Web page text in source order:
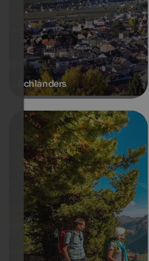
Schlanders